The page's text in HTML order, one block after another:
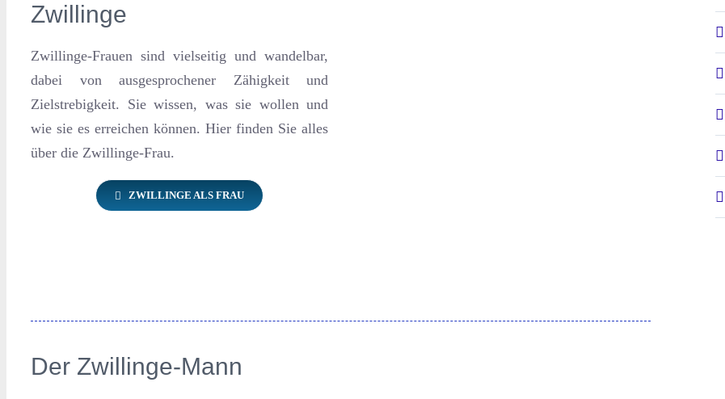
Zwillinge
Zwillinge-Frauen sind vielseitig und wandelbar,
dabei von ausgesprochener Zähigkeit und
Zielstrebigkeit. Sie wissen, was sie wollen und
wie sie es erreichen können. Hier finden Sie alles
über die Zwillinge-Frau.
ZWILLINGE ALS FRAU
Der Zwillinge-Mann